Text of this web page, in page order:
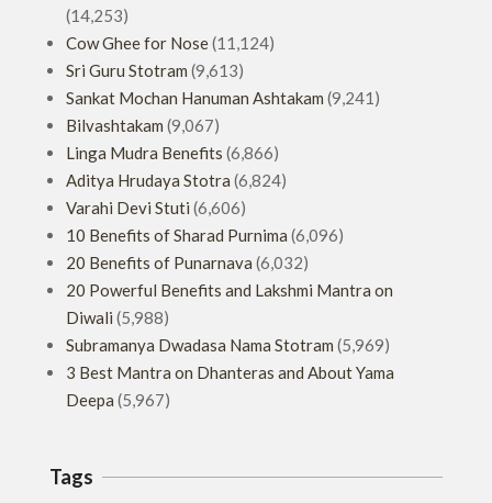
(14,253)
Cow Ghee for Nose(11,124)
Sri Guru Stotram (9,613)
Sankat Mochan Hanuman Ashtakam (9,241)
Bilvashtakam (9,067)
Linga Mudra Benefits (6,866)
Aditya Hrudaya Stotra (6,824)
Varahi Devi Stuti (6,606)
10 Benefits of Sharad Purnima (6,096)
20 Benefits of Punarnava (6,032)
20 Powerful Benefits and Lakshmi Mantra on
Diwali (5,988)
Subramanya Dwadasa Nama Stotram (5,969)
3 Best Mantra on Dhanteras and About Yama
Deepa (5,967)
Tags